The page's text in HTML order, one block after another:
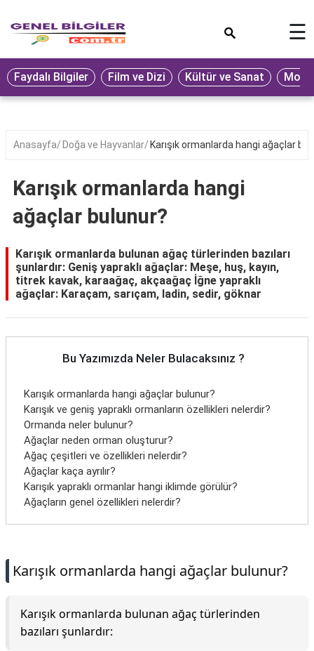
Eğitim
Ekonomi
Seyahat
Oyun
Yaşam
Hukuk
Blog
☰
Faydalı Bilgiler Film ve Dizi Kültür ve Sanat
Anasayfa Doğa ve Hayvanlar Karışık ormanlarda hangi ağaçlar
Karışık ormanlarda hangi
ağaçlar bulunur?
Karışık ormanlarda bulunan ağaç türlerinden bazıları
şunlardır: Geniş yapraklı ağaçlar: Meşe, huş, kayın,
titrek kavak, karaağaç, akçaağaç İğne yapraklı
ağaçlar: Karaçam, sarıçam, ladin, sedir, göknar
Bu Yazımızda Neler Bulacaksınız ?
Karışık ormanlarda hangi ağaçlar bulunur?
Karışık ve geniş yapraklı ormanların özellikleri nelerdir?
Ormanda neler bulunur?
Ağaçlar neden orman oluşturur?
Ağaç çeşitleri ve özellikleri nelerdir?
Ağaçlar kaça ayrılır?
Karışık yapraklı ormanlar hangi iklimde görülür?
Ağaçların genel özellikleri nelerdir?
Karışık ormanlarda hangi ağaçlar bulunur?
Karışık ormanlarda bulunan ağaç türlerinden
bazıları şunlardır: